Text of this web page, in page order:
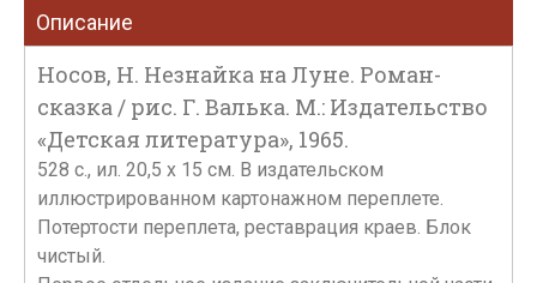
Описание
Носов, Н. Незнайка на Луне. Роман-
сказка / рис. Г. Валька. М.: Издательство
«Детская литература», 1965.
528 с., ил. 20,5 х 15 см. В издательском
иллюстрированном картонажном переплете.
Потертости переплета, реставрация краев. Блок
чистый.